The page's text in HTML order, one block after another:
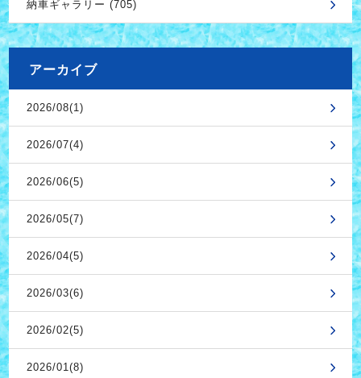
納車ギャラリー (705)
アーカイブ
2026/08(1)
2026/07(4)
2026/06(5)
2026/05(7)
2026/04(5)
2026/03(6)
2026/02(5)
2026/01(8)